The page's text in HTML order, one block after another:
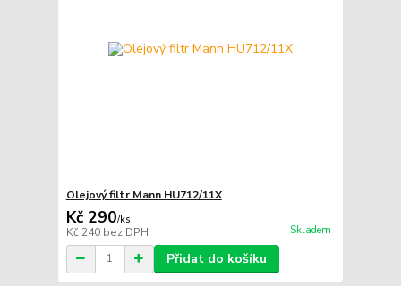
Olejový filtr Mann HU712/11X
Kč 290/ks
Kč 240 bez DPH Skladem
Přidat do košíku